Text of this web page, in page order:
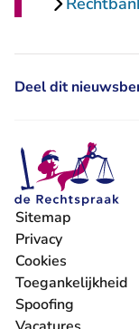
Deel dit
Sitemap
Privacy
Cookies
Toegankelijkheid
Spoofing